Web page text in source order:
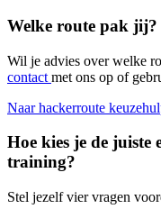
Welke route pak jij?
Wil je advies over welke
contact met ons op of
Naar hackerroute
Hoe kies je de
training?
Stel jezelf vier vragen